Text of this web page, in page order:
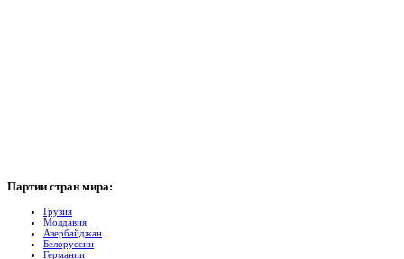
Партии стран мира:
Грузия
Молдавия
Азербайджан
Белоруссии
Германии